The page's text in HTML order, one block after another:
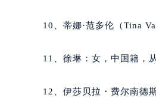
吉林省通
辽宁省鞍
辽宁省朝
10、蒂娜·范多伦（Tina
11、徐琳：女，中国籍，
12、伊莎贝拉・费尔南德